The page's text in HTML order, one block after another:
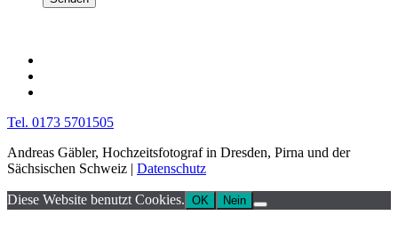
Tel. 0173 5701505
Andreas Gäbler, Hochzeitsfotograf in Dresden, Pirna und der
Sächsischen Schweiz | Datenschutz
Diese Website benutzt Cookies. OK Nein